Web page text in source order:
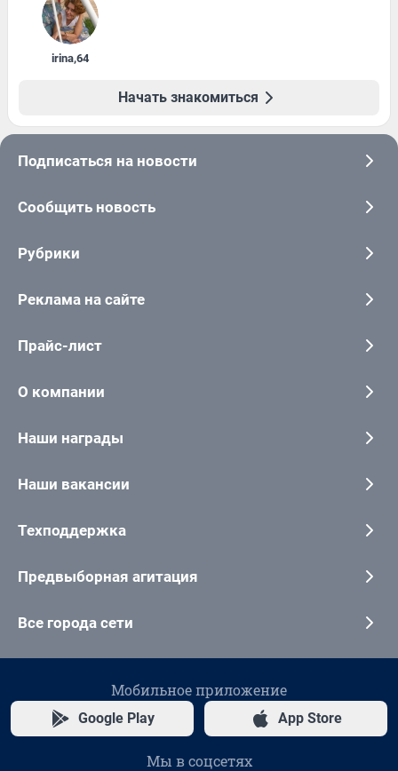
irina,64
Начать знакомиться
Подписаться на новости
Сообщить новость
Рубрики
Реклама на сайте
Прайс-лист
О компании
Наши награды
Наши вакансии
Техподдержка
Предвыборная агитация
Все города сети
Мобильное приложение
Google Play App Store
Мы в соцсетях